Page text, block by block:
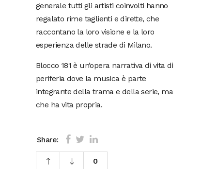
generale tutti gli artisti coinvolti hanno
regalato rime taglienti e dirette, che
raccontano la loro visione e la loro
esperienza delle strade di Milano.
Blocco 181 è un’opera narrativa di vita di
periferia dove la musica è parte
integrante della trama e della serie, ma
che ha vita propria.
Share:
0